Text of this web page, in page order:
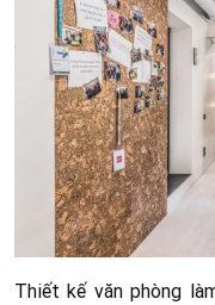
Thiết kế văn phòng